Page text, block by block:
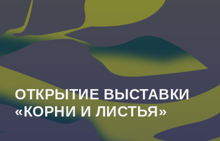
ОТКРЫТИЕ ВЫСТАВКИ
«КОРНИ И ЛИСТЬЯ»